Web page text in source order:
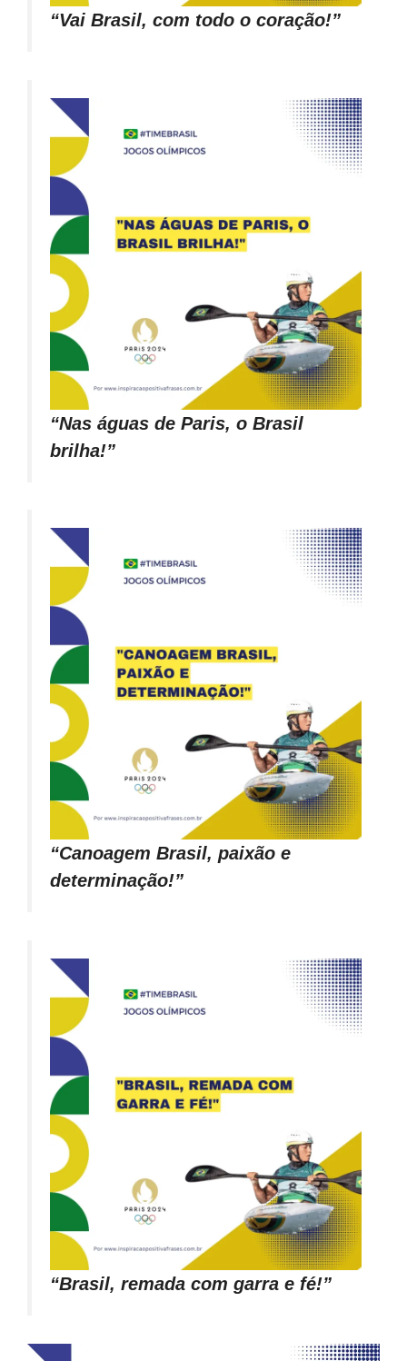
“Vai Brasil, com todo o coração!”
“Nas águas de Paris, o Brasil
brilha!”
“Canoagem Brasil, paixão e
determinação!”
“Brasil, remada com garra e fé!”